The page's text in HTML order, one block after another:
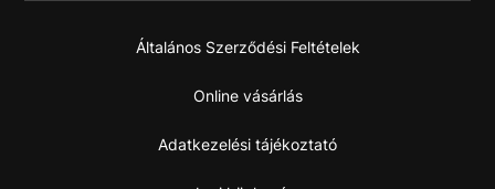
Általános Szerződési Feltételek
Online vásárlás
Adatkezelési tájékoztató